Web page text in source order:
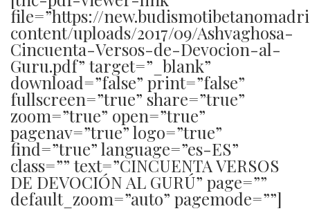
file=”https://
content/uploads/2017/09/Ashvaghosa-
Cincuenta-Versos-de-Devocion-al-
Guru.pdf” target=”_blank”
download=”false” print=”false”
fullscreen=”true” share=”true”
zoom=”true” open=”true”
pagenav=”true” logo=”true”
find=”true” language=”es-ES”
class=”” text=”CINCUENTA VERSOS
DE DEVOCIÓN AL GURÚ” page=””
default_zoom=”auto” pagemode=””]